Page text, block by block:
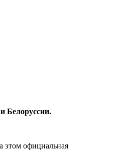
Белоруссии.
этом официальная